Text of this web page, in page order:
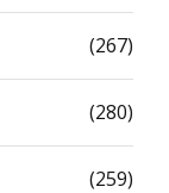
(267)
(280)
(259)